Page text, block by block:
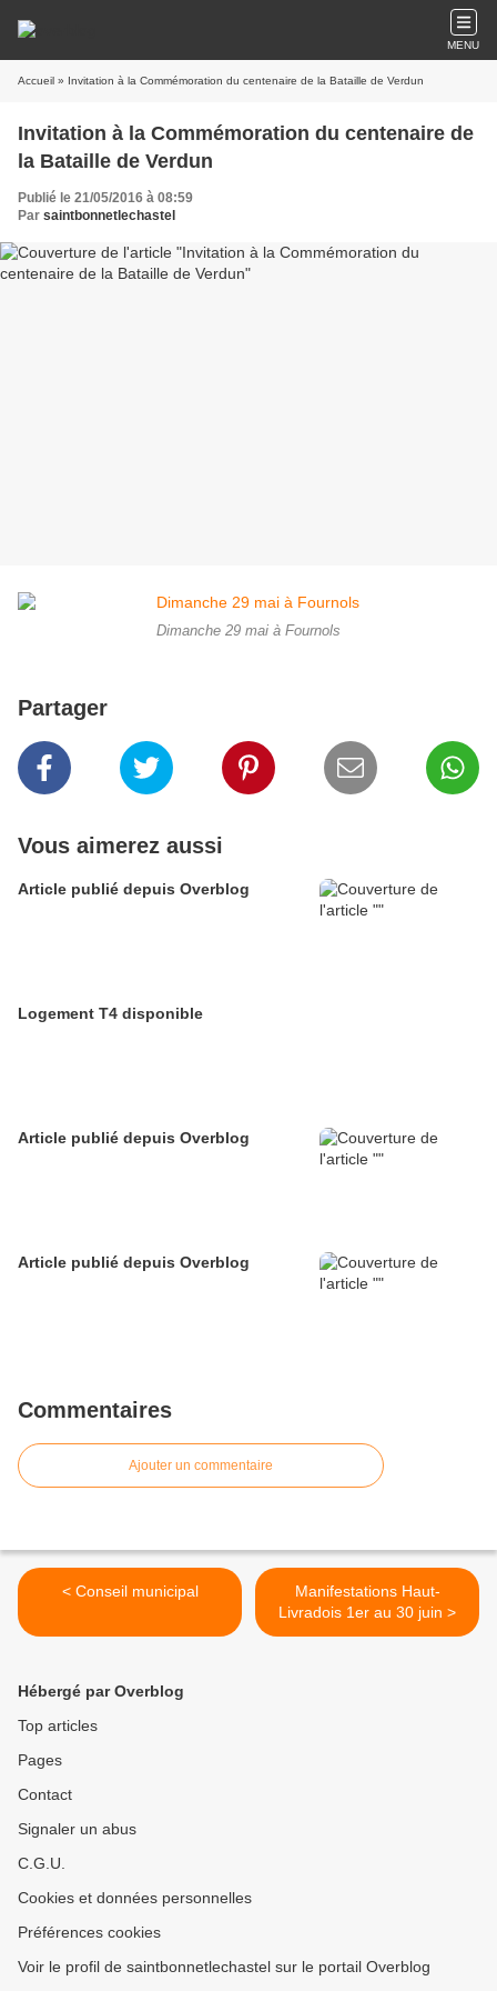
MENU
Accueil » Invitation à la Commémoration du centenaire de la Bataille de Verdun
Invitation à la Commémoration du centenaire de
la Bataille de Verdun
Publié le 21/05/2016 à 08:59
Par saintbonnetlechastel
Dimanche 29 mai à Fournols
Partager
Vous aimerez aussi
Article publié depuis Overblog
Logement T4 disponible
Article publié depuis Overblog
Article publié depuis Overblog
Commentaires
Ajouter un commentaire
< Conseil municipal
Manifestations Haut-
Livradois 1er au 30 juin >
Hébergé par Overblog
Top articles
Pages
Contact
Signaler un abus
C.G.U.
Cookies et données personnelles
Préférences cookies
Voir le profil de saintbonnetlechastel sur le portail Overblog